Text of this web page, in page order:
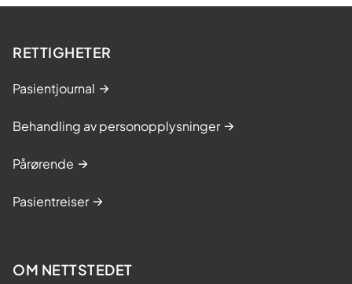
RETTIGHETER
Pasientjournal
Behandling av personopplysninger
Pårørende
Pasientreiser
OM NETTSTEDET